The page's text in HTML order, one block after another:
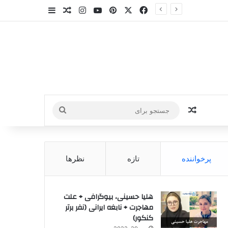
فیس بوک‫پین‌ترست
یوتیوباینستاگرامنوشته تصادفی
سایدبار
نوشته تصادفی
جستجو
برای
پرخواننده تازه نظرها
هلیا حسینی، بیوگرافی + علت
مهاجرت + نابغه ایرانی (نفر برتر
کنکور)